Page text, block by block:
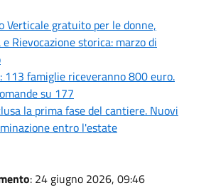
Verticale gratuito per le donne,
Rievocazione storica: marzo di
famiglie riceveranno 800 euro.
su 177
la prima fase del cantiere. Nuovi
entro l'estate
: 24 giugno 2026, 09:46